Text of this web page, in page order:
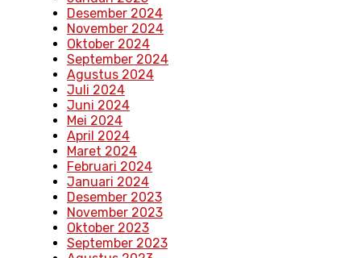
Desember 2024
November 2024
Oktober 2024
September 2024
Agustus 2024
Juli 2024
Juni 2024
Mei 2024
April 2024
Maret 2024
Februari 2024
Januari 2024
Desember 2023
November 2023
Oktober 2023
September 2023